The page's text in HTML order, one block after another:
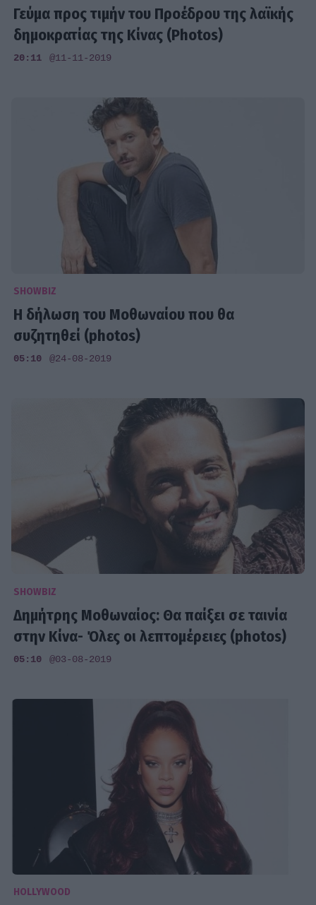
Γεύμα προς τιμήν του Προέδρου της λαϊκής
δημοκρατίας της Κίνας (Photos)
20:11 @11-11-2019
SHOWBIZ
Η δήλωση του Μοθωναίου που θα
συζητηθεί (photos)
05:10 @24-08-2019
SHOWBIZ
Δημήτρης Μοθωναίος: Θα παίξει σε ταινία
στην Κίνα- Όλες οι λεπτομέρειες (photos)
05:10 @03-08-2019
HOLLYWOOD